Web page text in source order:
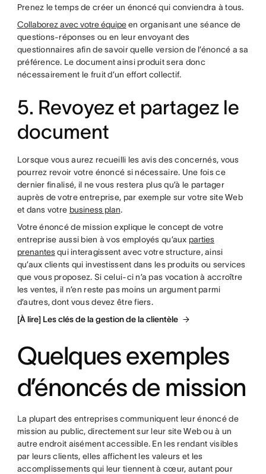
Prenez le temps de créer un énoncé qui conviendra à tous.
Collaborez avec votre équipeen organisant une séance de
questions-réponses ou en leur envoyant des
questionnaires afin de savoir quelle version de l’énoncé a sa
préférence. Le document ainsi produit sera donc
nécessairement le fruit d’un effort collectif.
5. Revoyez et partagez le
document
Lorsque vous aurez recueilli les avis des concernés, vous
pourrez revoir votre énoncé si nécessaire. Une fois ce
dernier finalisé, il ne vous restera plus qu’à le partager
auprès de votre entreprise, par exemple sur votre site Web
et dans votre business plan.
Votre énoncé de mission explique le concept de votre
entreprise aussi bien à vos employés qu’aux parties
prenantesqui interagissent avec votre structure, ainsi
qu’aux clients qui investissent dans les produits ou services
que vous proposez. Si celui-ci n’a pas vocation à accroître
les ventes, il n’en reste pas moins un argument parmi
d’autres, dont vous devez être fiers.
[À lire] Les clés de la gestion de la clientèle
Quelques exemples
d’énoncés de mission
La plupart des entreprises communiquent leur énoncé de
mission au public, directement sur leur site Web ou à un
autre endroit aisément accessible. En les rendant visibles
par leurs clients, elles affichent les valeurs et les
accomplissements qui leur tiennent à cœur, autant pour